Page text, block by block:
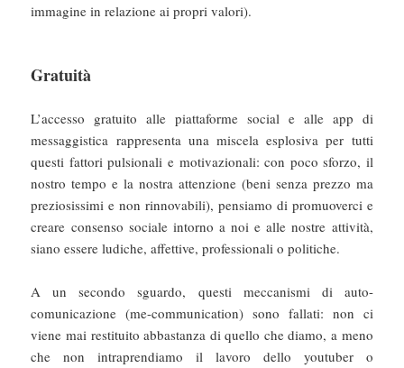
immagine in relazione ai propri valori).
Gratuità
L’accesso gratuito alle piattaforme social e alle app di
messaggistica rappresenta una miscela esplosiva per tutti
questi fattori pulsionali e motivazionali: con poco sforzo, il
nostro tempo e la nostra attenzione (beni senza prezzo ma
preziosissimi e non rinnovabili), pensiamo di promuoverci e
creare consenso sociale intorno a noi e alle nostre attività,
siano essere ludiche, affettive, professionali o politiche.
A un secondo sguardo, questi meccanismi di auto-
comunicazione (me-communication) sono fallati: non ci
viene mai restituito abbastanza di quello che diamo, a meno
che non intraprendiamo il lavoro dello youtuber o